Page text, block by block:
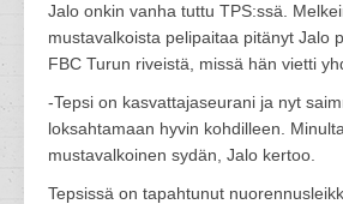
Jalo onkin vanha tuttu TPS:ssä.
mustavalkoista pelipaitaa pitänyt Jalo
FBC Turun riveistä, missä hän vietti
-Tepsi on kasvattajaseurani ja nyt
loksahtamaan hyvin kohdilleen.
mustavalkoinen sydän, Jalo kertoo.
Tepsissä on tapahtunut